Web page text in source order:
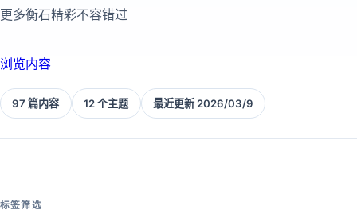
更多衡石精彩不容错过
浏览内容
97 篇内容 12 个主题 最近更新 2026/03/9
标签筛选